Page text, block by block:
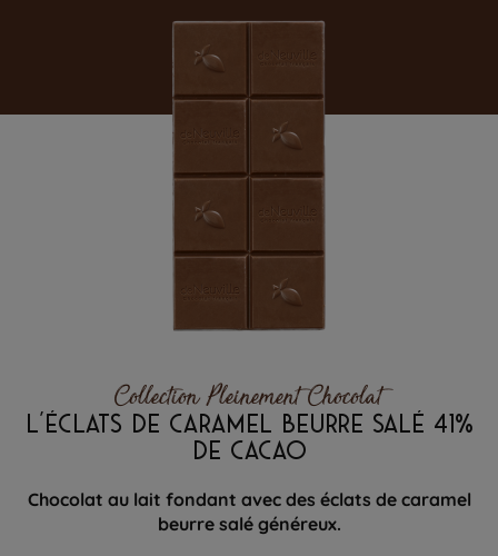
Collection Pleinement Chocolat
L'ÉCLATS DE CARAMEL BEURRE SALÉ 41%
DE CACAO
Chocolat au lait fondant avec des éclats de caramel
beurre salé généreux.